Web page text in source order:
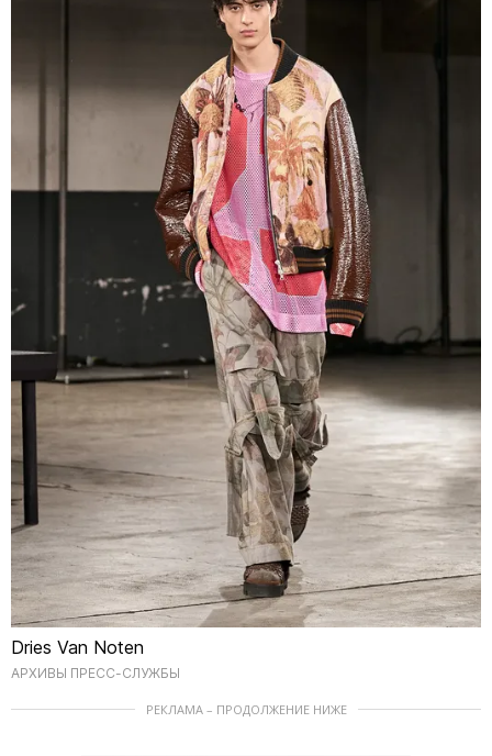
Dries Van Noten
АРХИВЫ ПРЕСС-СЛУЖБЫ
РЕКЛАМА – ПРОДОЛЖЕНИЕ НИЖЕ